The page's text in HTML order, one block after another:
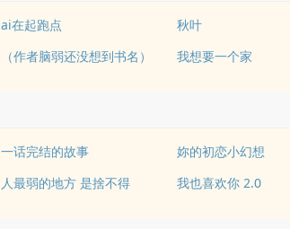
ai在起跑点
秋叶
（作者脑弱还没想到书名） 我想要一个家
一话完结的故事
妳的初恋小幻想
人最弱的地方 是捨不得 我也喜欢你 2.0